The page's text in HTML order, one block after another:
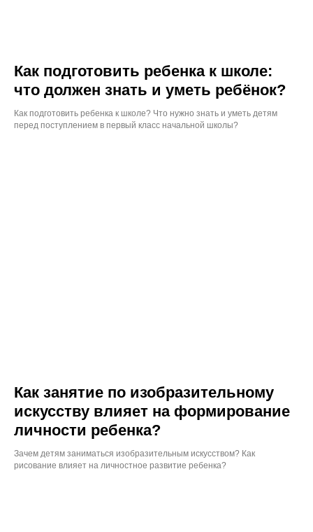
Как подготовить ребенка к школе:
что должен знать и уметь ребёнок?
Как подготовить ребенка к школе? Что нужно знать и уметь детям
перед поступлением в первый класс начальной школы?
Как занятие по изобразительному
искусству влияет на формирование
личности ребенка?
Зачем детям заниматься изобразительным искусством? Как
рисование влияет на личностное развитие ребенка?